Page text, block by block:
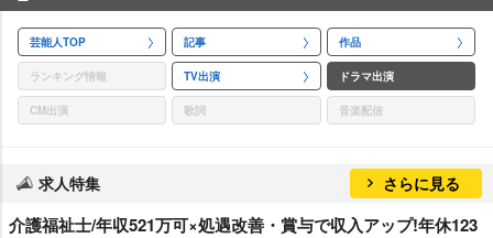
芸能人TOP 記事 作品
ランキング情報 TV出演 ドラマ出演
CM出演 歌詞 音楽配信
求人特集 さらに見る
介護福祉士/年収521万可×処遇改善・賞与で収入アップ!年休123